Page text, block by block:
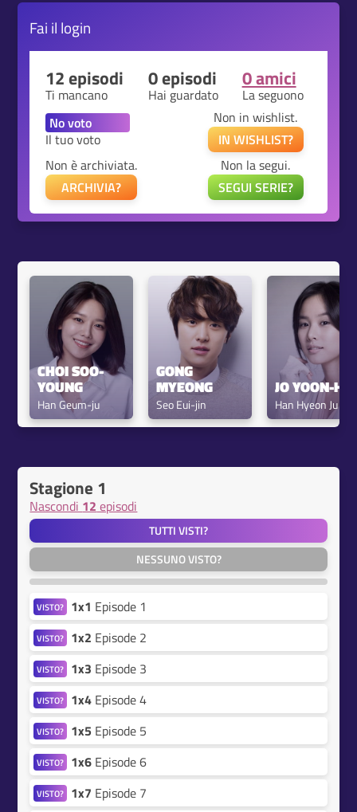
Fai il login
12 episodi
Ti mancano
0 episodi
Hai guardato
0 amici
La seguono
Il tuo voto
Non in wishlist.
IN WISHLIST?
Non è archiviata.
ARCHIVIA?
Non la segui.
SEGUI SERIE?
CHOI SOO-
YOUNG
Han Geum-ju
GONG
MYEONG
Seo Eui-jin
JO YOON-
Han Hyeon Ju
Stagione 1
Nascondi 12 episodi
TUTTI VISTI?
NESSUNO VISTO?
VISTO? 1x1 Episode 1
VISTO? 1x2 Episode 2
VISTO? 1x3 Episode 3
VISTO? 1x4 Episode 4
VISTO? 1x5 Episode 5
VISTO? 1x6 Episode 6
VISTO? 1x7 Episode 7